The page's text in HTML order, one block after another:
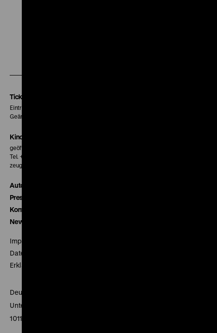
Tickets
Eintritt 5 €
Geänderte Preise sind im Programm vermerkt.
Kinokasse
geöffnet 30 Minuten vor Beginn der ersten Vorstellung
Tel. + 49 30 20304-770
zeughauskino@dhm.de
Autor*innen
Presse
Kontakt
Newsletter
Impressum
Datenschutz
Erklärung digitale Barrierefreiheit
Deutsches Historisches Museum
Unter den Linden 2
10117 Berlin